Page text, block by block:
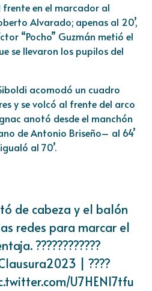
en el marcador al
Alvarado; apenas al 20’,
“Pocho” Guzmán metió el
se llevaron los pupilos del
acomodó un cuadro
y se volcó al frente del arco
anotó desde el manchón
de Antonio Briseño– al 64’
al 70’.
de cabeza y el balón
redes para marcar el
????‍????????
| ????
U7HENl7tfu